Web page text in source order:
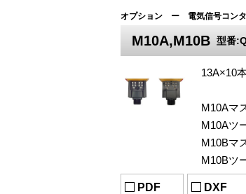
オプション ー 電気信号コンタ
M10A,M10B型番
13A×10
M10Aマ
M10Aツ
M10Bマ
M10Bツ
PDF DXF